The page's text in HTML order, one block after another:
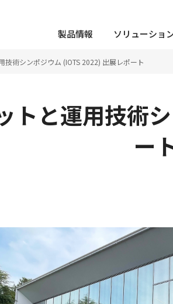
製品情報 ソリューショ
技術シンポジウム (IOTS 2022) 出展レポート
トと運用技術
ー